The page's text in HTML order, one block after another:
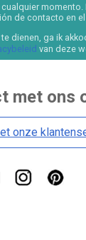
de contacto en el
dienen, ga ik
van deze
met ons
onze